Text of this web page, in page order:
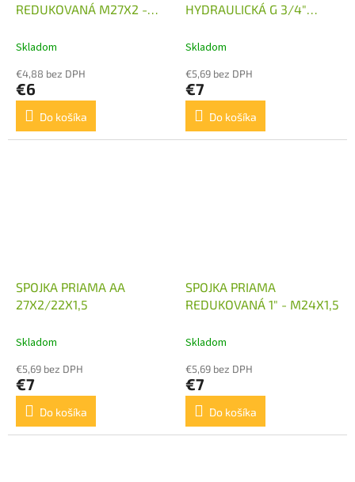
REDUKOVANÁ M27X2 -
Skladom
€4,88 bez DPH
€6
Do košíka
HYDRAULICKÁ G 3/4"
Skladom
€5,69 bez DPH
€7
Do košíka
SPOJKA PRIAMA AA
27X2/22X1,5
Skladom
€5,69 bez DPH
€7
Do košíka
SPOJKA PRIAMA
REDUKOVANÁ 1" - M24X1,5
Skladom
€5,69 bez DPH
€7
Do košíka